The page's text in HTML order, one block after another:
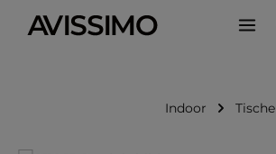
Zum Hauptinhalt springen
Indoor Tische